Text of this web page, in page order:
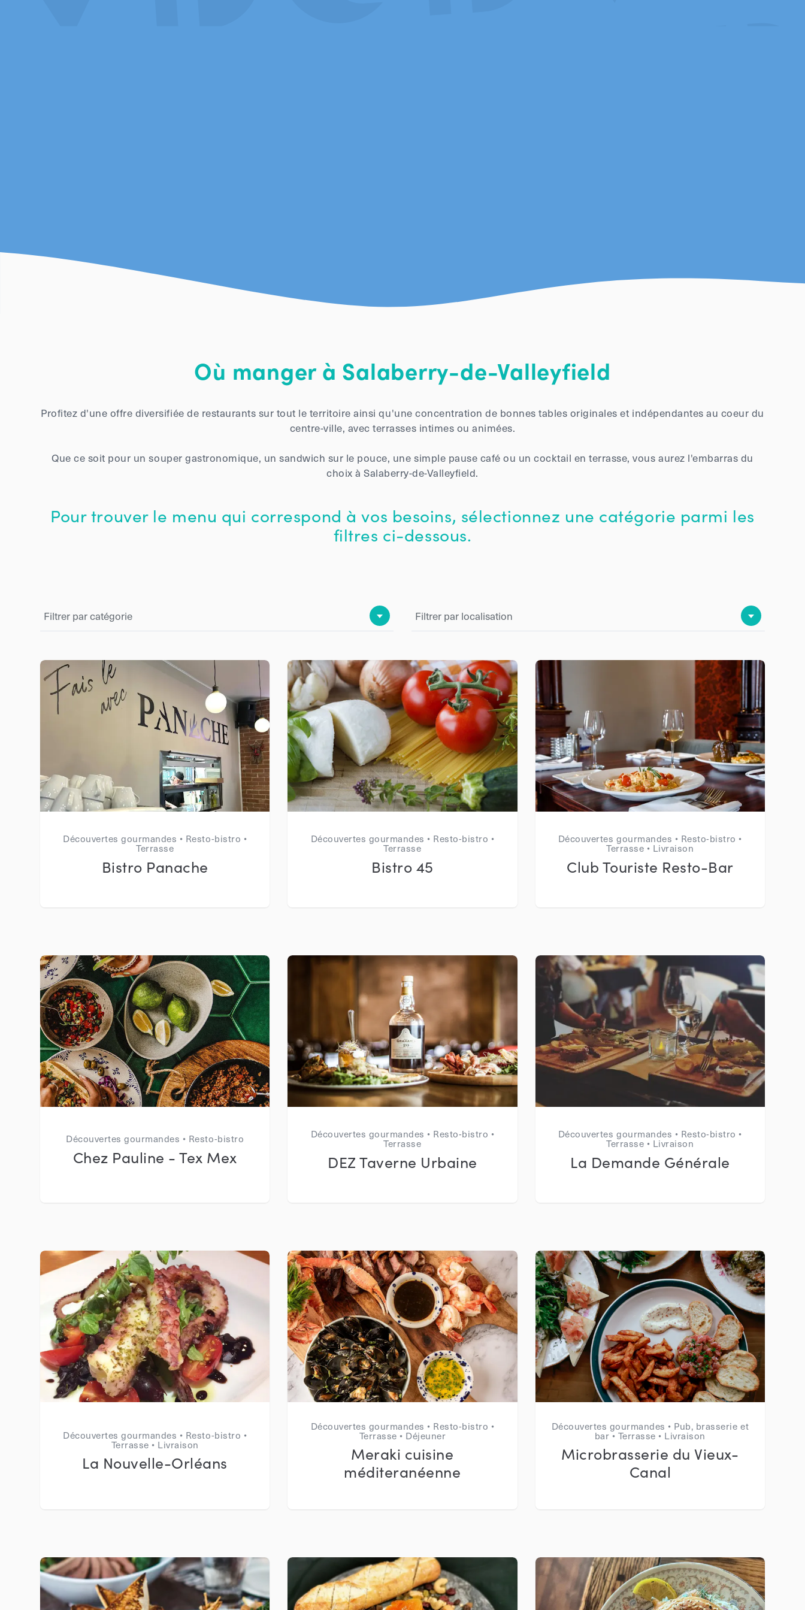
Où manger à Salaberry-de-Valleyfield
Profitez d'une offre diversifiée de restaurants sur tout le territoire ainsi qu'une concentration de bonnes tables originales et indépendantes au coeur du
centre-ville, avec terrasses intimes ou animées.
Que ce soit pour un souper gastronomique, un sandwich sur le pouce, une simple pause café ou un cocktail en terrasse, vous aurez l'embarras du
choix à Salaberry-de-Valleyfield.
Pour trouver le menu qui correspond à vos besoins, sélectionnez une catégorie parmi les
filtres ci-dessous.
Filtrer par catégorie Filtrer par localisation
Découvertes gourmandes • Resto-bistro •
Terrasse
Bistro Panache
Découvertes gourmandes • Resto-bistro •
Terrasse
Bistro 45
Découvertes gourmandes • Resto-bistro •
Terrasse • Livraison
Club Touriste Resto-Bar
Découvertes gourmandes • Resto-bistro
Chez Pauline - Tex Mex
Découvertes gourmandes • Resto-bistro •
Terrasse
DEZ Taverne Urbaine
Découvertes gourmandes • Resto-bistro •
Terrasse • Livraison
La Demande Générale
Découvertes gourmandes • Resto-bistro •
Terrasse • Livraison
La Nouvelle-Orléans
Découvertes gourmandes • Resto-bistro •
Terrasse • Déjeuner
Meraki cuisine
méditeranéenne
Découvertes gourmandes • Pub, brasserie et
bar • Terrasse • Livraison
Microbrasserie du Vieux-
Canal